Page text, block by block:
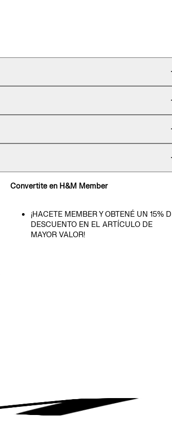
Convertite en H&M Member
¡HACETE MEMBER Y OBTENÉ UN 15%
DESCUENTO EN EL ARTÍCULO DE
MAYOR VALOR!